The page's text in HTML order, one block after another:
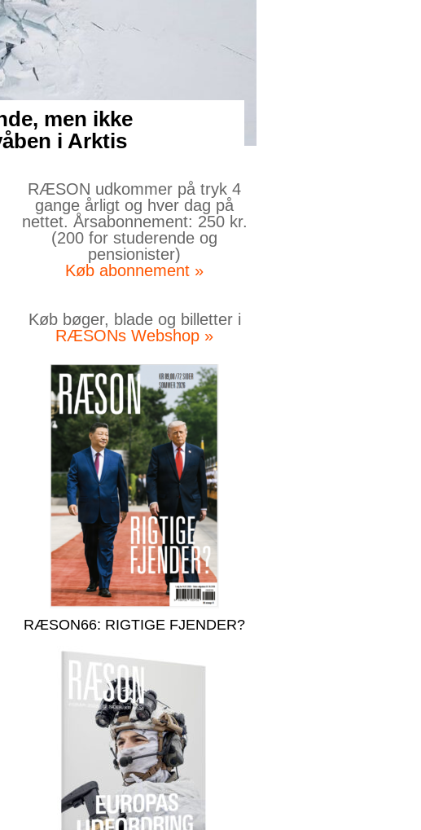
men ikke
i Arktis
RÆSON udkommer på tryk 4
gange årligt og hver dag på
nettet. Årsabonnement: 250 kr.
(200 for studerende og
pensionister)
Køb abonnement »
Køb bøger, blade og billetter i
RÆSONs Webshop »
RÆSON66: RIGTIGE FJENDER?